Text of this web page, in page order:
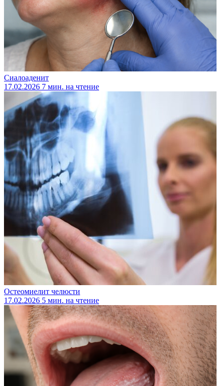
Сиалоаденит
17.02.2026 7 мин. на чтение
Остеомиелит челюсти
17.02.2026 5 мин. на чтение